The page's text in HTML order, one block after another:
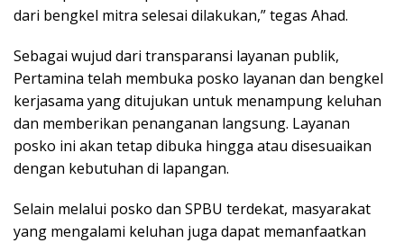
dari bengkel mitra selesai dilakukan,” tegas Ahad.
​Sebagai wujud dari transparansi layanan publik,
Pertamina telah membuka posko layanan dan bengkel
kerjasama yang ditujukan untuk menampung keluhan
dan memberikan penanganan langsung. Layanan
posko ini akan tetap dibuka hingga atau disesuaikan
dengan kebutuhan di lapangan.
​Selain melalui posko dan SPBU terdekat, masyarakat
yang mengalami keluhan juga dapat memanfaatkan